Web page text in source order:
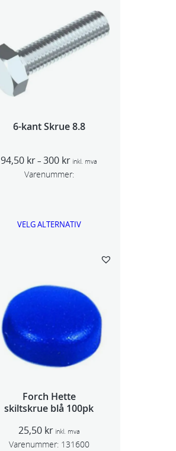
6-kant Skrue 8.8
94,50 kr– 300 krP
r
r
9
0
i
l
0
0
inkl. mva
Varenummer:
VELG ALTERNATIV
Forch Hette
skiltskrue blå 100pk
25,50 kr inkl. mva
Varenummer: 131600